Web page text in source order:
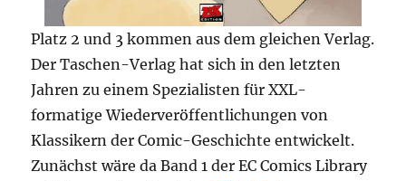
Platz 2 und 3 kommen aus dem gleichen Verlag.
Der Taschen-Verlag hat sich in den letzten
Jahren zu einem Spezialisten für XXL-
formatige Wiederveröffentlichungen von
Klassikern der Comic-Geschichte entwickelt.
Zunächst wäre da Band 1 der EC Comics Library